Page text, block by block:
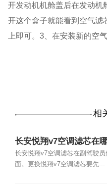
开发动机机舱盖后在发动机
开这个盒子就能看到空气滤
上即可。3、在安装新的空
相
长安悦翔v7空调滤芯在
长安悦翔v7空调滤芯在副驾驶员
面。更换悦翔v7空调滤芯要先...